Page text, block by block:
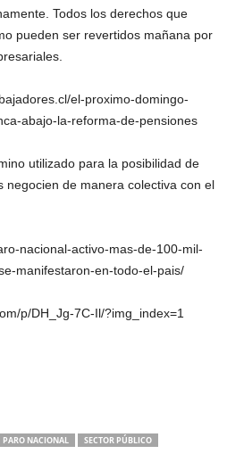
Todos los derechos que
pueden ser revertidos mañana por
el-proximo-domingo-
abajo-la-reforma-de-pensiones
utilizado para la posibilidad de
negocien de manera colectiva con el
nacional-activo-mas-de-100-mil-
manifestaron-en-todo-el-pais/
p/DH_Jg-7C-Il/?img_index=1
PARO NACIONAL SECTOR PÚBLICO